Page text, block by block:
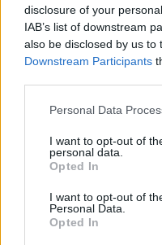
disclosure of your
IAB’s list of downstream
also be disclosed by us to
Downstream Participants
Personal Data
I want to opt-out of
personal data.
Opted In
I want to opt-out of
Personal Data.
Opted In
Novemberben 11,1%-kal
a KSH adatai alapján,
kétszámjegyű
dinamikus a
3% körül mozog, ami a
KEDVES
A keresett cikk a